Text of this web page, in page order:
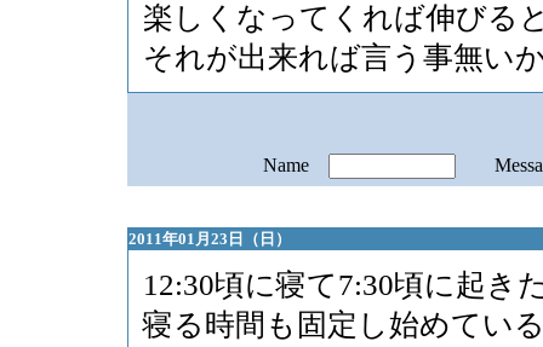
楽しくなってくれば伸びる
それが出来れば言う事無い
Name
2011年01月23日（日）
12:30頃に寝て7:30頃に起き
寝る時間も固定し始めてい